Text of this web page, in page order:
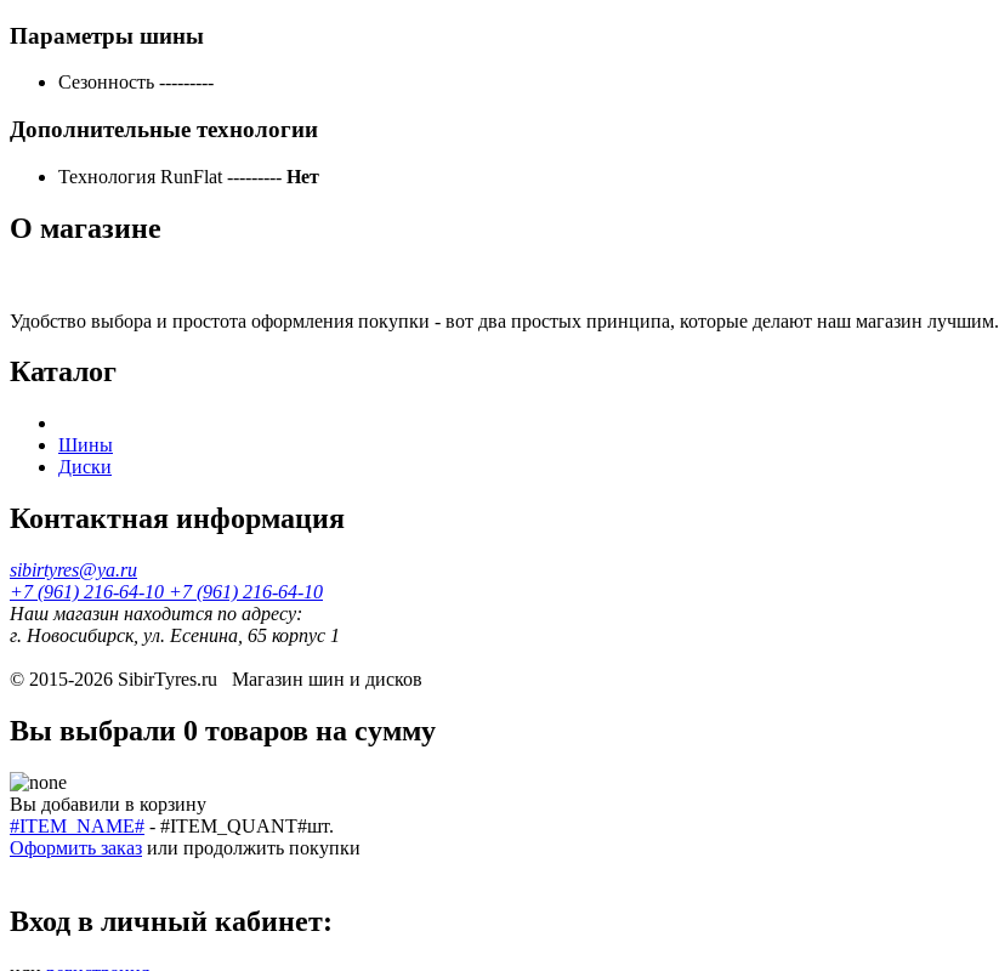
Параметры шины
Сезонность ---------
Дополнительные технологии
Технология RunFlat --------- Нет
О магазине
Удобство выбора и простота оформления покупки - вот два простых принципа, которые делают наш магазин лучшим.
Каталог
Шины
Диски
Контактная информация
sibirtyres@ya.ru
+7 (961) 216-64-10 +7 (961) 216-64-10
Наш магазин находится по адресу:
г. Новосибирск, ул. Есенина, 65 корпус 1
© 2015-2026 SibirTyres.ru Магазин шин и дисков
Вы выбрали 0 товаров на сумму
Вы добавили в корзину
#ITEM_NAME# - #ITEM_QUANT#шт.
Оформить заказ или продолжить покупки
Вход в личный кабинет: